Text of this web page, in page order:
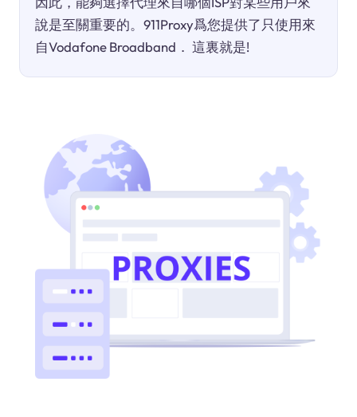
說是至關重要的。911Proxy爲您提供了只使用來
自Vodafone Broadband． 這裏就是!